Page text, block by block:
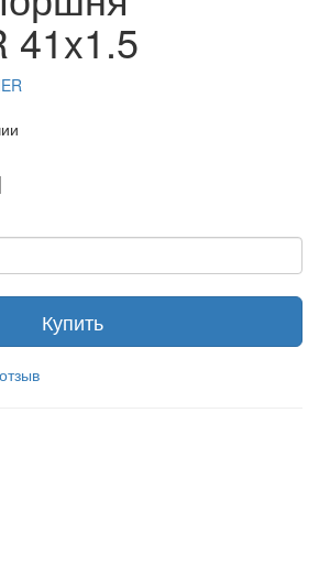
41x1.5
Купить